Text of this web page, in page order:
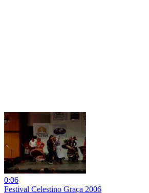
0:06
Festival Celestino Graça 2006